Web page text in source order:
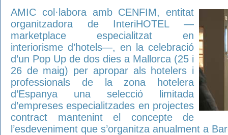
AMIC col·labora amb CENFIM, entitat
organitzadora de InteriHOTEL —
marketplace especialitzat en
interiorisme d’hotels—, en la celebració
d’un Pop Up de dos dies a Mallorca (25 i
26 de maig) per apropar als hotelers i
professionals de la zona hotelera
d’Espanya una selecció limitada
d’empreses especialitzades en projectes
contract mantenint el concepte de
l’esdeveniment que s’organitza anualment a